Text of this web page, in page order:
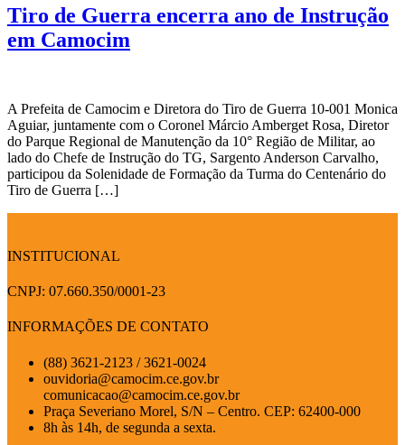
Tiro de Guerra encerra ano de Instrução
em Camocim
A Prefeita de Camocim e Diretora do Tiro de Guerra 10-001 Monica
Aguiar, juntamente com o Coronel Márcio Amberget Rosa, Diretor
do Parque Regional de Manutenção da 10° Região de Militar, ao
lado do Chefe de Instrução do TG, Sargento Anderson Carvalho,
participou da Solenidade de Formação da Turma do Centenário do
Tiro de Guerra […]
INSTITUCIONAL
CNPJ: 07.660.350/0001-23
INFORMAÇÕES DE CONTATO
(88) 3621-2123 / 3621-0024
ouvidoria@camocim.ce.gov.br
comunicacao@camocim.ce.gov.br
Praça Severiano Morel, S/N – Centro. CEP: 62400-000
8h às 14h, de segunda a sexta.